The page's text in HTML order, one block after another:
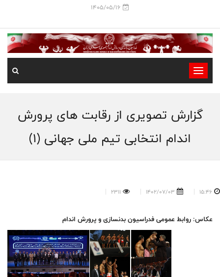
1405/05/16
-
-
-
گزارش تصویری از رقابت های پرورش
اندام انتخابی تیم ملی جهانی (۱)
15:46
1402/07/03
2311
عکاس: روابط عمومی فدراسیون بدنسازی و پرورش اندام